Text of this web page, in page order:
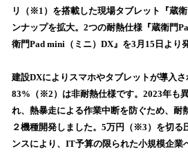
を
読
込
中
で
す
リ（※1）を搭載した現場タブレット『蔵
ンナップを拡大。2つの耐熱仕様『蔵衛門
衛門Pad mini（ミニ）DX』を3月15日より
建設DXによりスマホやタブレットが導入
83%（※2）は非耐熱仕様です。2023年も
れ、熱暴走による作業中断を防ぐため、耐
２機種開発しました。5万円（※3）を切る
ンスにより、IT予算の限られた小規模企業